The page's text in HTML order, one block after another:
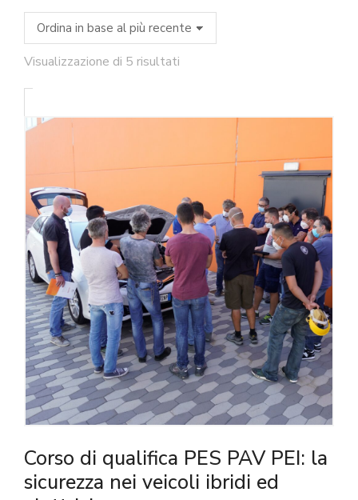
Visualizzazione di 5 risultati
Corso di qualifica PES PAV PEI: la
sicurezza nei veicoli ibridi ed